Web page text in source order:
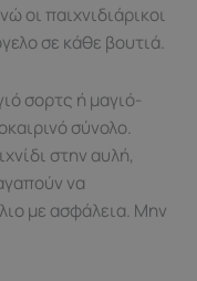
οι παιχνιδιάρικοι
σε κάθε βουτιά.
σορτς ή μαγιό-
σύνολο.
στην αυλή,
να
με ασφάλεια. Μην